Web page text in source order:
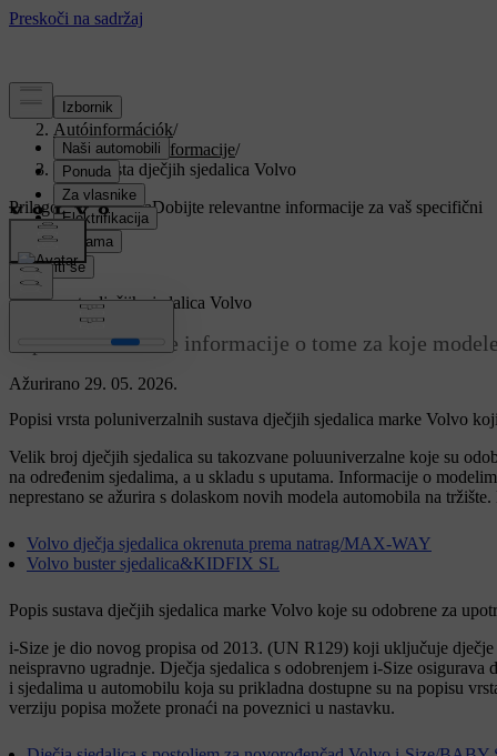
Podrška/
Autóinformációk/
Regulatorne informacije/
Popisi vrsta dječjih sjedalica Volvo
Prilagođena podrškaDobijte relevantne informacije za vaš specifični
automobil.
Prijaviti se
Ažurirano 29. 05. 2026.
Popisi vrsta dječjih sjedalica Volvo
Popisi vrsta sadrže informacije o tome za koje
Popisi vrsta poluniverzalnih sustava dječjih sjedalica marke Volvo
Velik broj dječjih sjedalica su takozvane poluuniverzalne koje su
na određenim sjedalima, a u skladu s uputama. Informacije o
neprestano se ažurira s dolaskom novih modela automobila na
Volvo dječja sjedalica okrenuta prema natrag/MAX-WAY
Volvo buster sjedalica&KIDFIX SL
Popis sustava dječjih sjedalica marke Volvo koje su odobrene za
i-Size je dio novog propisa od 2013. (UN R129) koji uključuje
neispravno ugradnje. Dječja sjedalica s odobrenjem i-Size
i sjedalima u automobilu koja su prikladna dostupne su na popisu
verziju popisa možete pronaći na poveznici u nastavku.